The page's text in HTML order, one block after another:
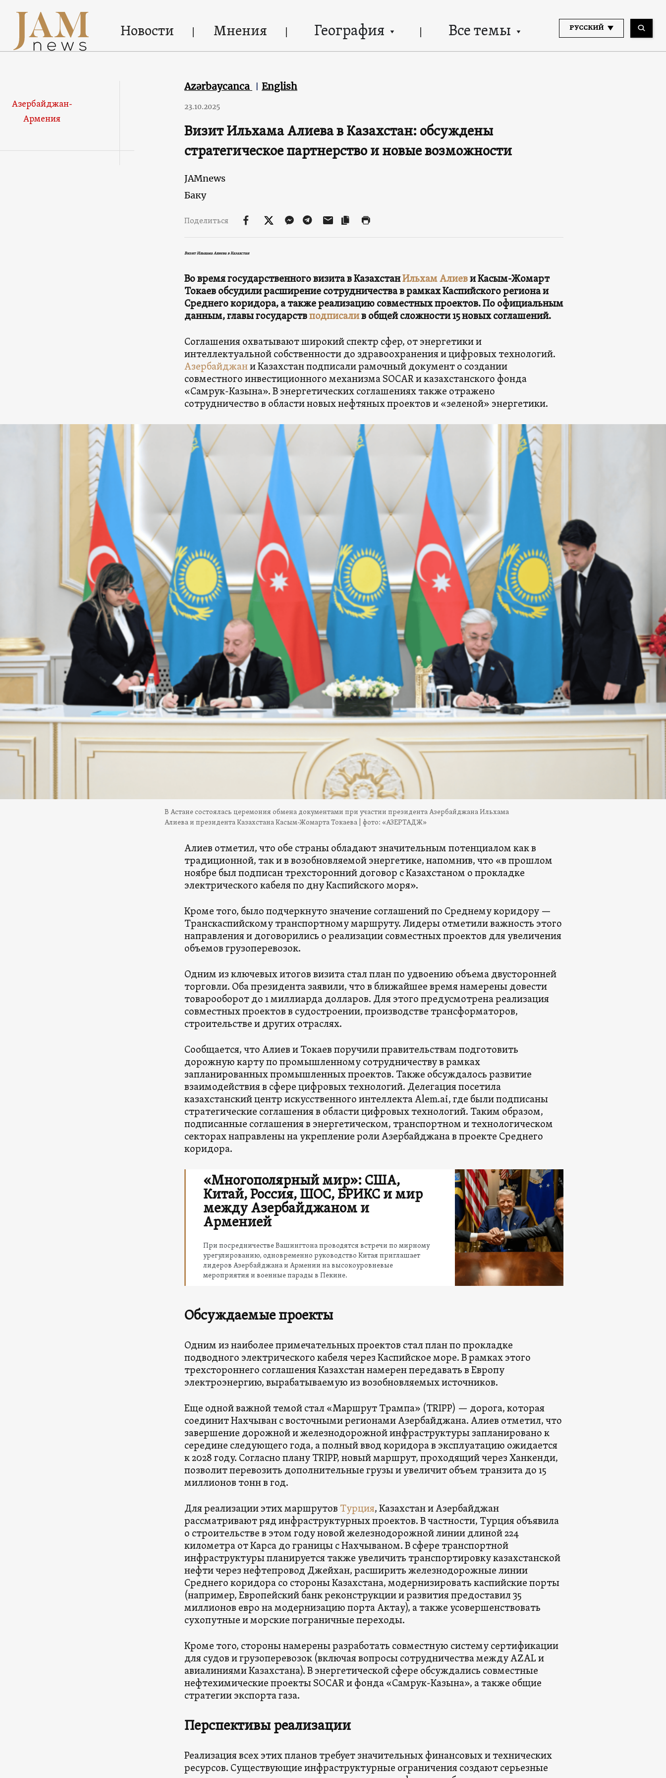
Новости Мнения География Все темы РУССКИЙ
Азербайджан-
Армения
Azərbaycanca English
23.10.2025
Визит Ильхама Алиева в Казахстан: обсуждены
стратегическое партнерство и новые возможности
JAMnews
Баку
Поделиться
Визит Ильхама Алиева в Казахстан
Во время государственного визита в КазахстанИльхам Алиеви Касым-Жомарт
Токаев обсудили расширение сотрудничества в рамках Каспийского региона и
Среднего коридора, а также реализацию совместных проектов. По официальным
данным, главы государствподписалив общей сложности 15 новых соглашений.
Соглашения охватывают широкий спектр сфер, от энергетики и
интеллектуальной собственности до здравоохранения и цифровых технологий.
Азербайджани Казахстан подписали рамочный документ о создании
совместного инвестиционного механизма SOCAR и казахстанского фонда
«Самрук-Казына». В энергетических соглашениях также отражено
сотрудничество в области новых нефтяных проектов и «зеленой» энергетики.
В Астане состоялась церемония обмена документами при участии президента Азербайджана Ильхама
Алиева и президента Казахстана Касым-Жомарта Токаева | фото: «АЗЕРТАДЖ»
Алиев отметил, что обе страны обладают значительным потенциалом как в
традиционной, так и в возобновляемой энергетике, напомнив, что «в прошлом
ноябре был подписан трехсторонний договор с Казахстаном о прокладке
электрического кабеля по дну Каспийского моря».
Кроме того, было подчеркнуто значение соглашений по Среднему коридору —
Транскаспийскому транспортному маршруту. Лидеры отметили важность этого
направления и договорились о реализации совместных проектов для увеличения
объемов грузоперевозок.
Одним из ключевых итогов визита стал план по удвоению объема двусторонней
торговли. Оба президента заявили, что в ближайшее время намерены довести
товарооборот до 1 миллиарда долларов. Для этого предусмотрена реализация
совместных проектов в судостроении, производстве трансформаторов,
строительстве и других отраслях.
Сообщается, что Алиев и Токаев поручили правительствам подготовить
дорожную карту по промышленному сотрудничеству в рамках
запланированных промышленных проектов. Также обсуждалось развитие
взаимодействия в сфере цифровых технологий. Делегация посетила
казахстанский центр искусственного интеллекта Alem.ai, где были подписаны
стратегические соглашения в области цифровых технологий. Таким образом,
подписанные соглашения в энергетическом, транспортном и технологическом
секторах направлены на укрепление роли Азербайджана в проекте Среднего
коридора.
«Многополярный мир»: США,
Китай, Россия, ШОС, БРИКС и мир
между Азербайджаном и
Арменией
При посредничестве Вашингтона проводятся встречи по мирному
урегулированию, одновременно руководство Китая приглашает
лидеров Азербайджана и Армении на высокоуровневые
мероприятия и военные парады в Пекине.
Обсуждаемые проекты
Одним из наиболее примечательных проектов стал план по прокладке
подводного электрического кабеля через Каспийское море. В рамках этого
трехстороннего соглашения Казахстан намерен передавать в Европу
электроэнергию, вырабатываемую из возобновляемых источников.
Еще одной важной темой стал «Маршрут Трампа» (TRIPP) — дорога, которая
соединит Нахчыван с восточными регионами Азербайджана. Алиев отметил, что
завершение дорожной и железнодорожной инфраструктуры запланировано к
середине следующего года, а полный ввод коридора в эксплуатацию ожидается
к 2028 году. Согласно плану TRIPP, новый маршрут, проходящий через Ханкенди,
позволит перевозить дополнительные грузы и увеличит объем транзита до 15
миллионов тонн в год.
Для реализации этих маршрутов Турция, Казахстан и Азербайджан
рассматривают ряд инфраструктурных проектов. В частности, Турция объявила
о строительстве в этом году новой железнодорожной линии длиной 224
километра от Карса до границы с Нахчываном. В сфере транспортной
инфраструктуры планируется также увеличить транспортировку казахстанской
нефти через нефтепровод Джейхан, расширить железнодорожные линии
Среднего коридора со стороны Казахстана, модернизировать каспийские порты
(например, Европейский банк реконструкции и развития предоставил 35
миллионов евро на модернизацию порта Актау), а также усовершенствовать
сухопутные и морские пограничные переходы.
Кроме того, стороны намерены разработать совместную систему сертификации
для судов и грузоперевозок (включая вопросы сотрудничества между AZAL и
авиалиниями Казахстана). В энергетической сфере обсуждались совместные
нефтехимические проекты SOCAR и фонда «Самрук-Казына», а также общие
стратегии экспорта газа.
Перспективы реализации
Реализация всех этих планов требует значительных финансовых и технических
ресурсов. Существующие инфраструктурные ограничения создают серьезные